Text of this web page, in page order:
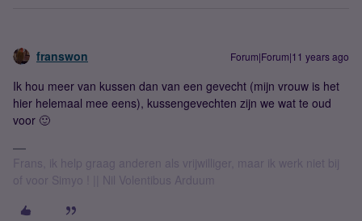
franswon Forum|Forum|11 years ago
Ik hou meer van kussen dan van een gevecht (mijn vrouw is het
hier helemaal mee eens), kussengevechten zijn we wat te oud
voor 🙂
Frans, ik help graag anderen als vrijwilliger, maar ik werk niet bij
of voor Simyo ! || Nil Volentibus Arduum